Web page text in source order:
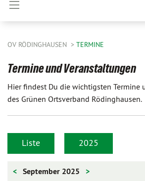
OV RÖDINGHAUSEN TERMINE
Termine und Veranstaltungen
Hier findest Du die wichtigsten Termine
des Grünen Ortsverband Rödinghausen.
Liste 2025
< September 2025 >